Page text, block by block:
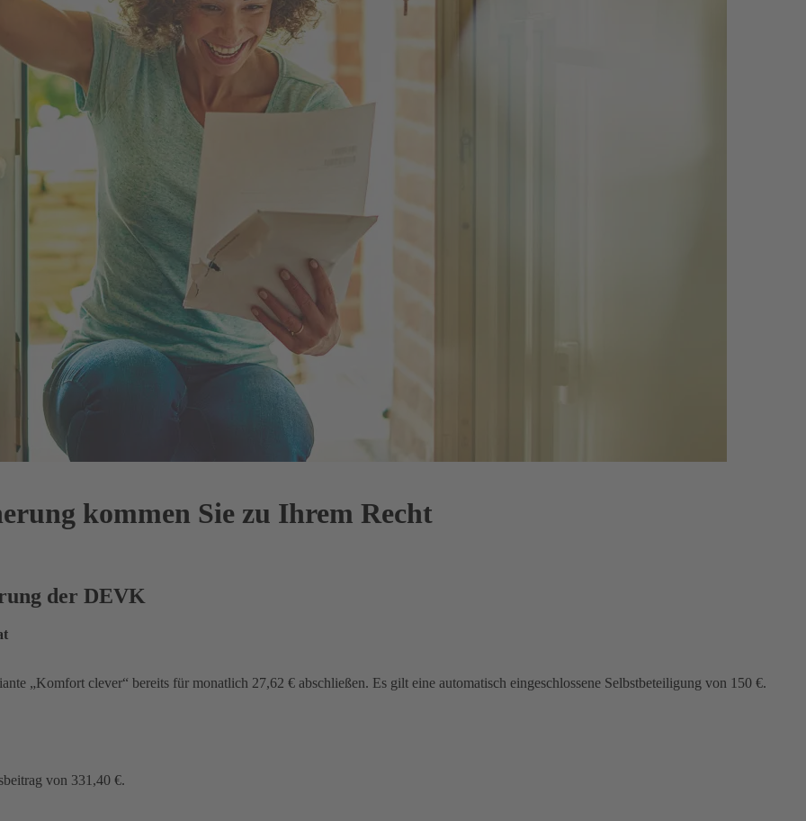
kommen Sie zu Ihrem Recht
der DEVK
„Komfort clever“ bereits für monatlich 27,62 € abschließen. Es gilt eine automatisch eingeschlossene Selbstbeteiligung von 150 €.
von 331,40 €.